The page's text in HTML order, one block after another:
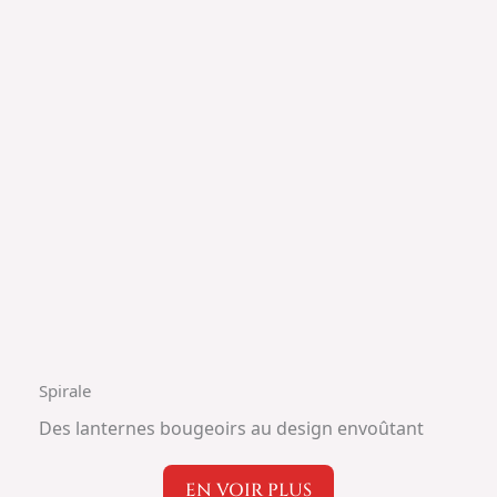
Spirale
Des lanternes bougeoirs au design envoûtant
EN VOIR PLUS